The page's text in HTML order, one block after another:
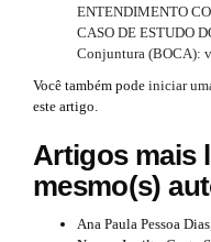
ENTENDIMENTO
CASO DE ESTUDO
Conjuntura (BOCA):
Você também pode iniciar
este artigo.
Artigos mais
mesmo(s)
Ana Paula Pessoa